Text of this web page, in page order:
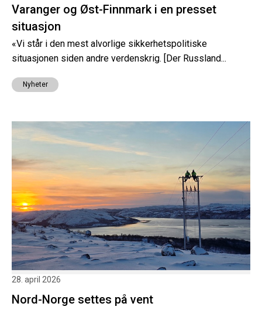
Varanger og Øst-Finnmark i en presset
situasjon
«Vi står i den mest alvorlige sikkerhetspolitiske
situasjonen siden andre verdenskrig. [Der Russland...
Nyheter
28. april 2026
Nord-Norge settes på vent